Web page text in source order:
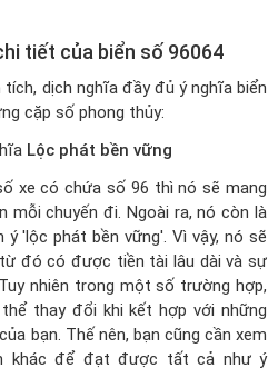
tiết của biển số 96064
tích, dịch nghĩa đầy đủ ý nghĩa biển
cặp số phong thủy:
Lộc phát bền vững
xe có chứa số 96 thì nó sẽ mang
mỗi chuyến đi. Ngoài ra, nó còn là
'lộc phát bền vững'. Vì vậy, nó sẽ
đó có được tiền tài lâu dài và sự
nhiên trong một số trường hợp,
thay đổi khi kết hợp với những
bạn. Thế nên, bạn cũng cần xem
khác để đạt được tất cả như ý